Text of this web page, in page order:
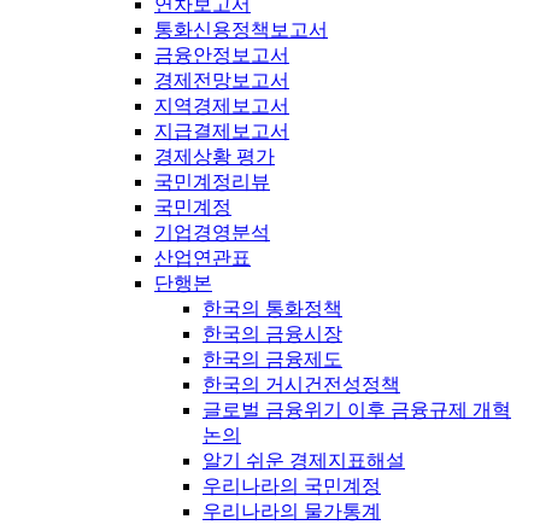
연차보고서
통화신용정책보고서
금융안정보고서
경제전망보고서
지역경제보고서
지급결제보고서
경제상황 평가
국민계정리뷰
국민계정
기업경영분석
산업연관표
단행본
한국의 통화정책
한국의 금융시장
한국의 금융제도
한국의 거시건전성정책
글로벌 금융위기 이후 금융규제 개혁
논의
알기 쉬운 경제지표해설
우리나라의 국민계정
우리나라의 물가통계